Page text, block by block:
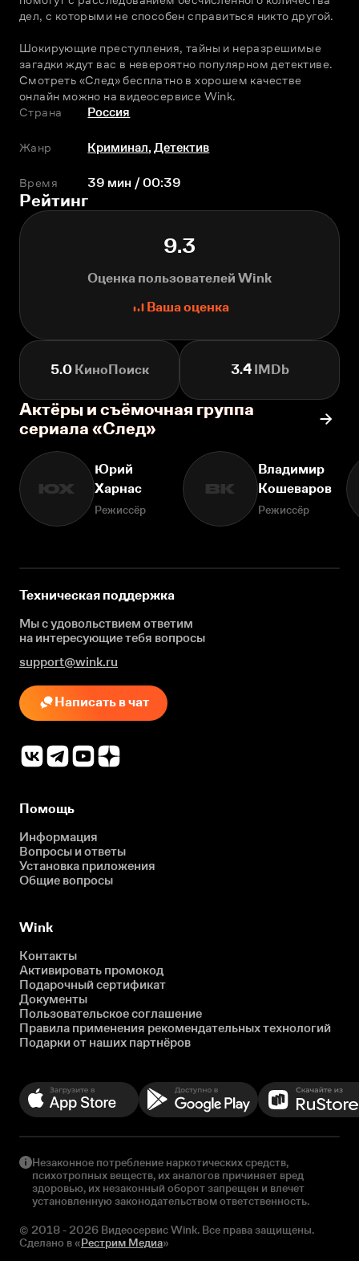
дел, с которыми не способен справиться никто другой.
Шокирующие преступления, тайны и неразрешимые
загадки ждут вас в невероятно популярном детективе.
Смотреть «След» бесплатно в хорошем качестве
онлайн можно на видеосервисе Wink.
Страна
Россия
Жанр Криминал,Детектив
Время 39 мин / 00:39
Рейтинг
9.3
Оценка пользователей Wink
Ваша оценка
5.0КиноПоиск 3.4IMDb
Актёры и съёмочная группа
сериала «След»
ЮХ
Юрий
Харнас
Режиссёр
ВК
Владимир
Кошеваров
Режиссёр
Техническая поддержка
Мы с удовольствием ответим
на интересующиетебя вопросы
support@wink.ru
Написать в чат
Помощь
Информация
Вопросы и ответы
Установка приложения
Общие вопросы
Wink
Контакты
Активировать промокод
Подарочный сертификат
Документы
Пользовательское соглашение
Правила применения рекомендательных технологий
Подарки от наших партнёров
Незаконное потребление наркотических средств,
психотропных веществ, их аналогов причиняет вред
здоровью, их незаконный оборот запрещен и влечет
установленную законодательством ответственность.
© 2018 - 2026 Видеосервис Wink. Все права защищены.
Сделано в «Рестрим Медиа»